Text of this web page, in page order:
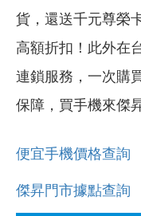
貨，還送千元尊榮
高額折扣！此外在
連鎖服務，一次購
保障，買手機來傑
便宜手機價格查詢
傑昇門市據點查詢